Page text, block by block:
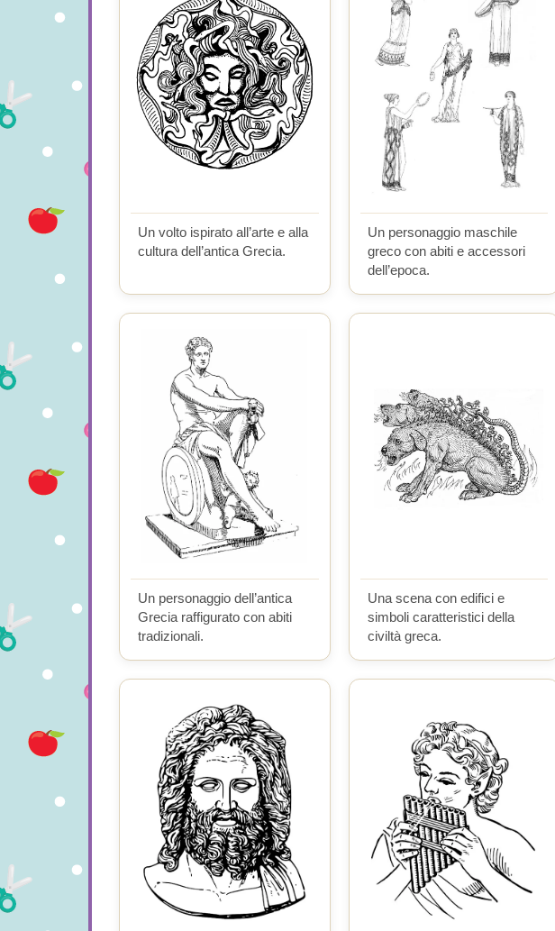
Un volto ispirato all’arte e alla
cultura dell’antica Grecia.
Un personaggio maschile
greco con abiti e accessori
dell’epoca.
Un personaggio dell’antica
Grecia raffigurato con abiti
tradizionali.
Una scena con edifici e
simboli caratteristici della
civiltà greca.